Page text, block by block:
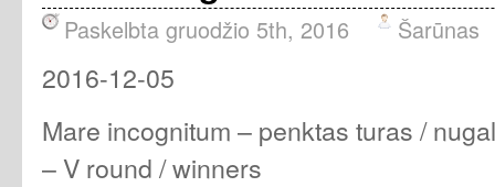
Paskelbta gruodžio 5th, 2016 Šarūnas
2016-12-05
Mare incognitum – penktas turas /
– V round / winners